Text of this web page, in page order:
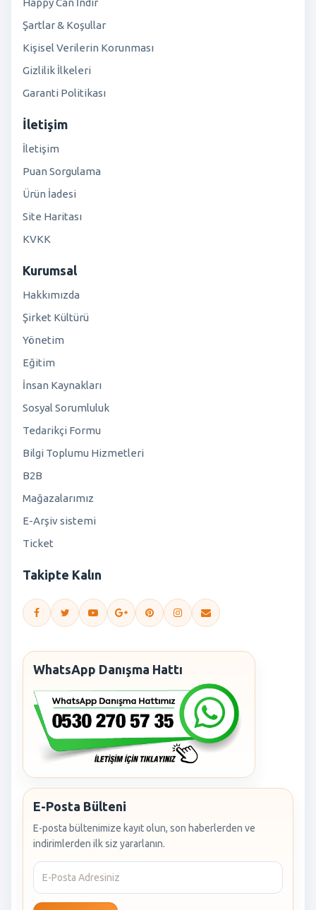
Happy Can İndir
Şartlar & Koşullar
Kişisel Verilerin Korunması
Gizlilik İlkeleri
Garanti Politikası
İletişim
İletişim
Puan Sorgulama
Ürün İadesi
Site Haritası
KVKK
Kurumsal
Hakkımızda
Şirket Kültürü
Yönetim
Eğitim
İnsan Kaynakları
Sosyal Sorumluluk
Tedarikçi Formu
Bilgi Toplumu Hizmetleri
B2B
Mağazalarımız
E-Arşiv sistemi
Ticket
Takipte Kalın
WhatsApp Danışma Hattı
E-Posta Bülteni
E-posta bültenimize kayıt olun, son haberlerden ve
indirimlerden ilk siz yararlanın.